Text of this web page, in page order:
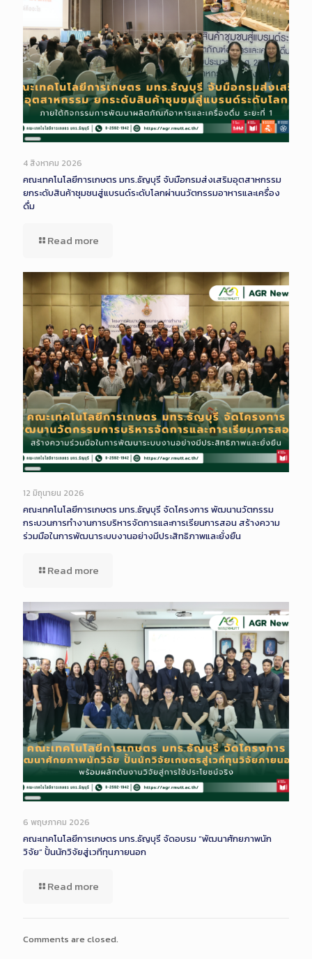
Long
Description
4 สิงหาคม 2026
คณะเทคโนโลยีการเกษตร มทร.ธัญบุรี จับมือกรมส่งเสริมอุตสาหกรรม
ยกระดับสินค้าชุมชนสู่แบรนด์ระดับโลกผ่านนวัตกรรมอาหารและเครื่อง
ดื่ม
Read more
Long
Description
12 มิถุนายน 2026
คณะเทคโนโลยีการเกษตร มทร.ธัญบุรี จัดโครงการ พัฒนานวัตกรรม
กระบวนการทำงานการบริหารจัดการและการเรียนการสอน สร้างความ
ร่วมมือในการพัฒนาระบบงานอย่างมีประสิทธิภาพและยั่งยืน
Read more
Long
Description
6 พฤษภาคม 2026
คณะเทคโนโลยีการเกษตร มทร.ธัญบุรี จัดอบรม “พัฒนาศักยภาพนัก
วิจัย” ปั้นนักวิจัยสู่เวทีทุนภายนอก
Read more
Comments are closed.